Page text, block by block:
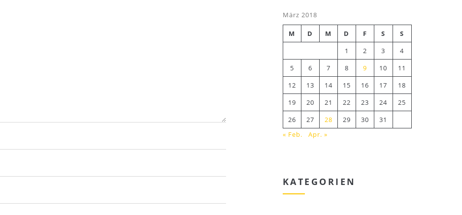
März 2018
M D M D F S
S
1
2 3
4
5
6 7 8 9 10
11
12
13 14 15 16 17
18
19
20 21 22 23 24
25
26
27 28 29 30
31
« Feb.
Apr. »
KATEGORIEN